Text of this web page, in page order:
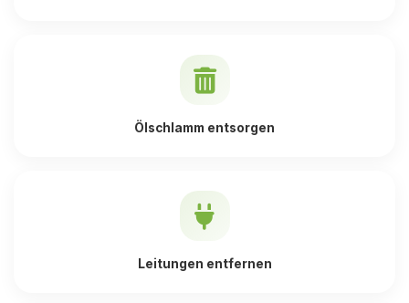
Ölschlamm entsorgen
Leitungen entfernen